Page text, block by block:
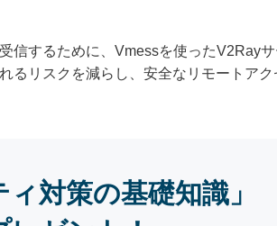
信するために、Vmessを使ったV2Ray
るリスクを減らし、安全なリモートアク
対策の基礎知識」